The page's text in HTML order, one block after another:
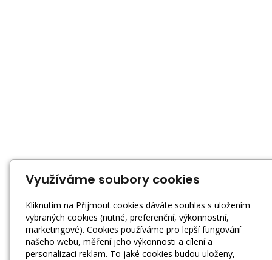
Využíváme soubory cookies
Kliknutím na Přijmout cookies dáváte souhlas s uložením
vybraných cookies (nutné, preferenční, výkonnostní,
marketingové). Cookies používáme pro lepší fungování
našeho webu, měření jeho výkonnosti a cílení a
personalizaci reklam. To jaké cookies budou uloženy,